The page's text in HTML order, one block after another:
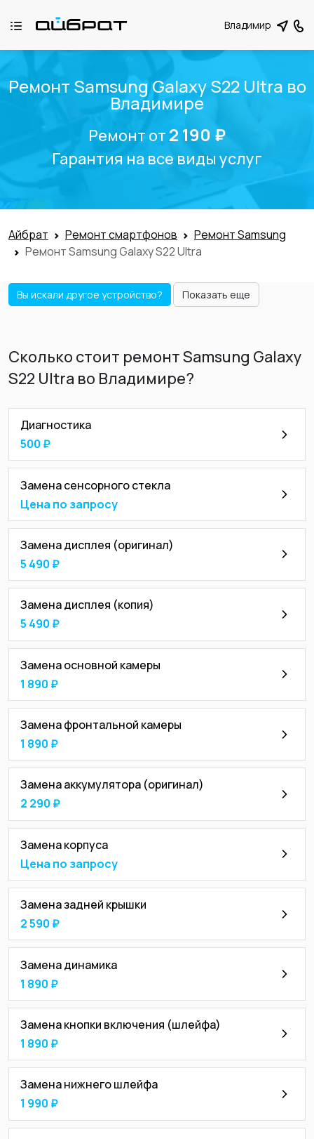
Владимир
Ремонт Samsung Galaxy S22 Ultra во
Владимире
Ремонт от 2 190 ₽
Гарантия на все виды услуг
Айбрат Ремонт смартфонов
Ремонт Samsung
Ремонт Samsung Galaxy S22 Ultra
Вы искали другое устройство? Показать еще
Сколько стоит ремонт Samsung Galaxy
S22 Ultra во Владимире?
Диагностика
500 ₽
Замена сенсорного стекла
Цена по запросу
Замена дисплея (оригинал)
5 490 ₽
Замена дисплея (копия)
5 490 ₽
Замена основной камеры
1 890 ₽
Замена фронтальной камеры
1 890 ₽
Замена аккумулятора (оригинал)
2 290 ₽
Замена корпуса
Цена по запросу
Замена задней крышки
2 590 ₽
Замена динамика
1 890 ₽
Замена кнопки включения (шлейфа)
1 890 ₽
Замена нижнего шлейфа
1 990 ₽